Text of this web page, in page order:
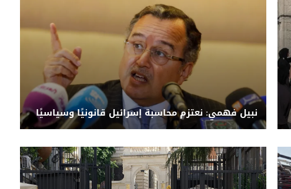
نبيل فهمي: نعتزم محاسبة إسرائيل قانونيًا وسياسيًا